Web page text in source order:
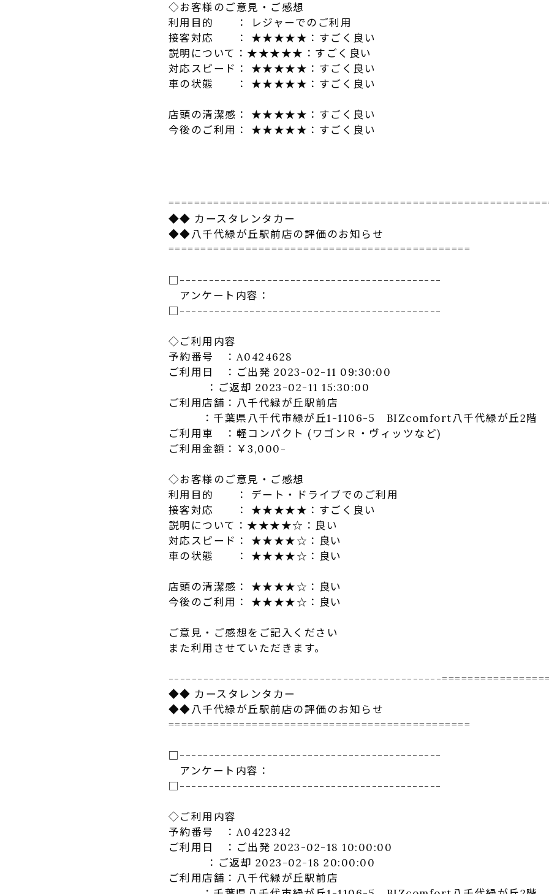
◇お客様のご意見・ご感想
利用目的 ： レジャーでのご利用
接客対応 ： ★★★★★：すごく良い
説明について：★★★★★：すごく良い
対応スピード： ★★★★★：すごく良い
車の状態 ： ★★★★★：すごく良い
店頭の清潔感： ★★★★★：すごく良い
今後のご利用： ★★★★★：すごく良い
================================================
◆◆ カースタレンタカー
◆◆八千代緑が丘駅前店の評価のお知らせ
===============================================
□---------------------------------------------
アンケート 内容：
□---------------------------------------------
◇ご利用内容
予約番号 ：A0424628
ご利用日 ：ご出発 2023-02-11 09:30:00
：ご返却 2023-02-11 15:30:00
ご利用店舗：八千代緑が丘駅前店
：千葉県八千代市緑が丘1-1106-5 BIZcomfort八千代緑が丘2階
ご利用車 ：軽コンパクト (ワゴンＲ・ヴィッツなど)
ご利用金額：￥3,000-
◇お客様のご意見・ご感想
利用目的 ： デート・ドライブでのご利用
接客対応 ： ★★★★★：すごく良い
説明について：★★★★☆：良い
対応スピード： ★★★★☆：良い
車の状態 ： ★★★★☆：良い
店頭の清潔感： ★★★★☆：良い
今後のご利用： ★★★★☆：良い
ご意見・ご感想をご記入ください
また利用させていただきます。
-----------------------------------------------============
◆◆ カースタレンタカー
◆◆八千代緑が丘駅前店の評価のお知らせ
===============================================
□---------------------------------------------
アンケート内容：
□---------------------------------------------
◇ご利用内容
予約番号 ：A0422342
ご利用日 ：ご出発 2023-02-18 10:00:00
：ご返却 2023-02-18 20:00:00
ご利用店舗：八千代緑が丘駅前店